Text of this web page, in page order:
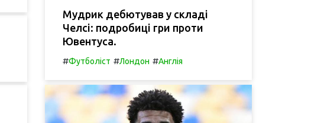
Мудрик дебютував у складі
Челсі: подробиці гри проти
Ювентуса.
#Футболіст #Лондон #Англія